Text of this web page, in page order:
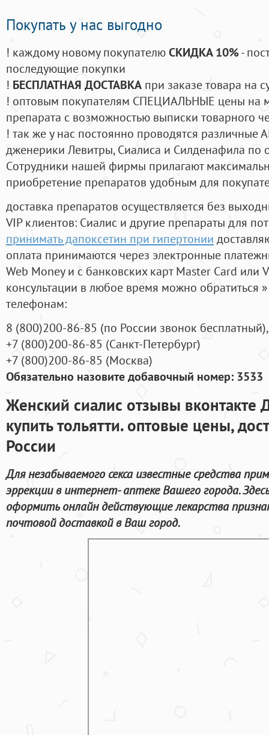
Покупать у нас выгодно
! каждому новому покупателюСКИДКА 10%-
последующие покупки
! БЕСПЛАТНАЯ ДОСТАВКА при заказе товара на
! оптовым покупателям СПЕЦИАЛЬНЫЕ цены на
препарата с возможностью выписки товарного
! так же у нас постоянно проводятся
дженерики Левитры, Сиалиса и Силденафила по
Cотрудники нашей фирмы прилагают
приобретение препаратов удобным для
доставка препаратов осуществляется без
VIP клиентов: Сиалис и другие препараты для
принимать дапоксетин при гипертонии
оплата принимаются через электронные
Web Money и с банковских карт Master Card или
консультации в любое время можно обратиться
телефонам:
8 (800)200-86-85 (по России звонок бесплатный),
+7 (800)200-86-85 (Санкт-Петербург)
+7 (800)200-86-85 (Москва)
Обязательно назовите добавочный номер: 3533
Женский сиалис отзывы вконтакте
купить тольятти. оптовые цены,
России
Для незабываемого секса известные средства
эррекции в интернет- аптеке Вашего города.
оформить онлайн действующие лекарства
почтовой доставкой в Ваш город.